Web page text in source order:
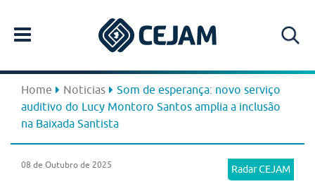
Home Noticias
Som de esperança: novo serviço
auditivo do Lucy Montoro Santos amplia a inclusão
na Baixada Santista
Radar CEJAM
08 de Outubro de 2025